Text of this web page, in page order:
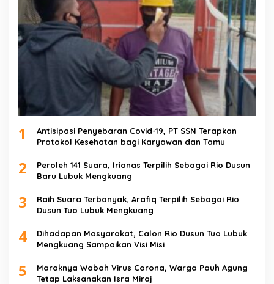
1
Antisipasi Penyebaran Covid-19, PT SSN Terapkan
Protokol Kesehatan bagi Karyawan dan Tamu
2
Peroleh 141 Suara, Irianas Terpilih Sebagai Rio Dusun
Baru Lubuk Mengkuang
3
Raih Suara Terbanyak, Arafiq Terpilih Sebagai Rio
Dusun Tuo Lubuk Mengkuang
4
Dihadapan Masyarakat, Calon Rio Dusun Tuo Lubuk
Mengkuang Sampaikan Visi Misi
5
Maraknya Wabah Virus Corona, Warga Pauh Agung
Tetap Laksanakan Isra Miraj